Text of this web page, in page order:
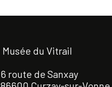
Musée du Vitrail
6 route de Sanxay